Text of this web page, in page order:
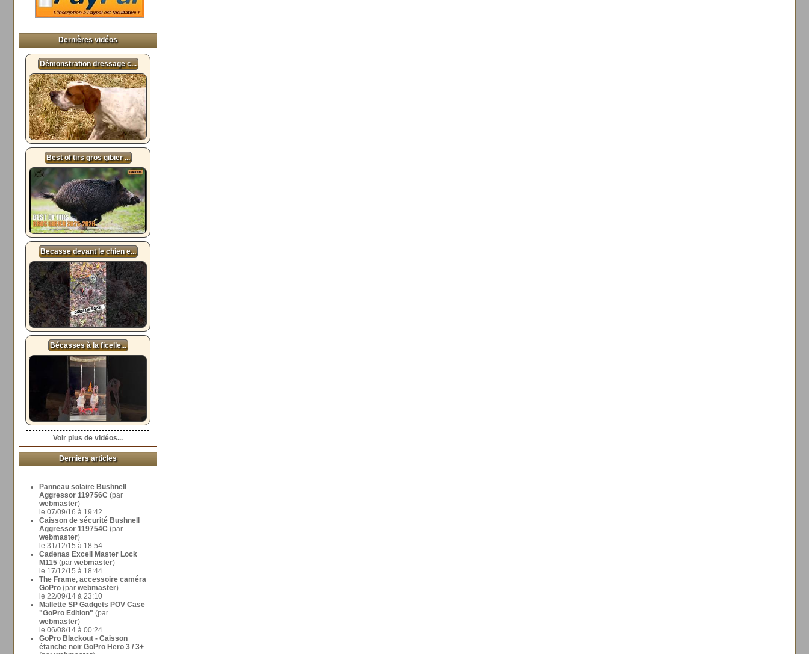
Dernières vidéos
Démonstration dressage c...
Best of tirs gros gibier ...
Becasse devant le chien e...
Bécasses à la ficelle...
Voir plus de vidéos...
Derniers articles
Panneau solaire Bushnell
Aggressor 119756C (par
webmaster)
le 07/09/16 à 19:42
Caisson de sécurité Bushnell
Aggressor 119754C (par
webmaster)
le 31/12/15 à 18:54
Cadenas Excell Master Lock
M115 (par webmaster)
le 17/12/15 à 18:44
The Frame, accessoire caméra
GoPro (par webmaster)
le 22/09/14 à 23:10
Mallette SP Gadgets POV Case
"GoPro Edition" (par
webmaster)
le 06/08/14 à 00:24
GoPro Blackout - Caisson
étanche noir GoPro Hero 3 / 3+